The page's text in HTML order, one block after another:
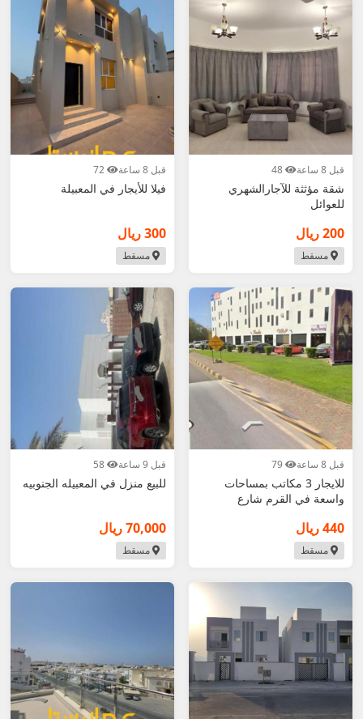
قبل 8 ساعة
شقة مؤثثة للآجارالشهري
للعوائل
200 ريال
مسقط
قبل 8 ساعة
فيلا للأيجار في المعبيلة
300 ريال
مسقط
قبل 8 ساعة
للايجار 3 مكاتب بمساحات
واسعة في القرم شارع
440 ريال
مسقط
قبل 9 ساعة
للبيع منزل في المعبيله الجنوبيه
70,000 ريال
مسقط